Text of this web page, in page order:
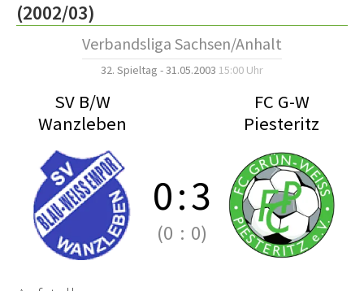
(2002/03)
Verbandsliga Sachsen/Anhalt
32. Spieltag - 31.05.2003 15:00 Uhr
SV B/W
Wanzleben
FC G-W
Piesteritz
0:3
(0 : 0)